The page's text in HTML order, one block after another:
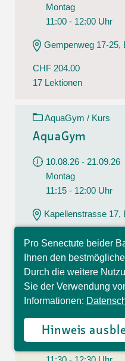
Montag
11:00 - 12:00 Uhr
Gempenweg 17-25,
CHF 204.00
17 Lektionen
AquaGym / Kurs
AquaGym
10.08.26 - 21.09.26
Montag
11:15 - 12:00 Uhr
Kapellenstrasse 17,
CHF 112.00
7 Lektionen
Yoga / Kurs
Yoga
10.08.26 - 21.09.26
Montag
Pro Senectute beider
Ihnen den
Durch die weitere
Sie der Verwendung
Informationen:
Hinweis